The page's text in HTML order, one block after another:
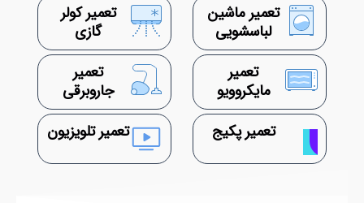
تعمیر ماشین
لباسشویی
تعمیر کولر
گازی
تعمیر
مایکروویو
تعمیر
جاروبرقی
تعمیر پکیج
تعمیر تلویزیون